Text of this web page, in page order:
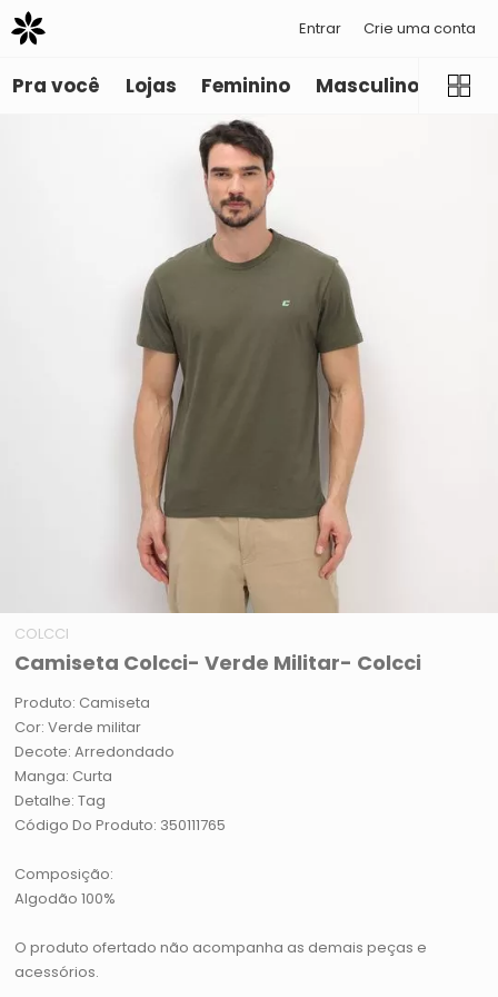
Entrar Crie uma conta
Pra você Lojas Feminino Masculino
COLCCI
Camiseta Colcci- Verde Militar- Colcci
Produto: Camiseta
Cor: Verde militar
Decote: Arredondado
Manga: Curta
Detalhe: Tag
Código Do Produto: 350111765
Composição:
Algodão 100%
O produto ofertado não acompanha as demais peças e
acessórios.